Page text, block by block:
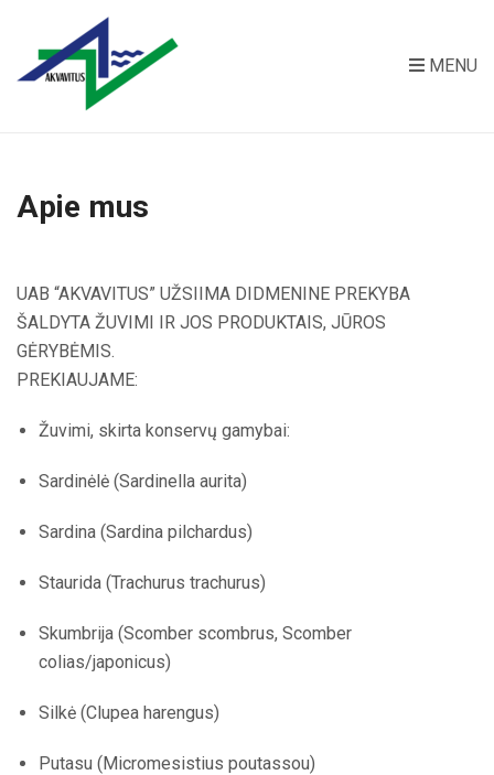
MENU
Apie mus
UAB “AKVAVITUS” UŽSIIMA DIDMENINE PREKYBA
ŠALDYTA ŽUVIMI IR JOS PRODUKTAIS, JŪROS
GĖRYBĖMIS.
PREKIAUJAME:
Žuvimi, skirta konservų gamybai:
Sardinėlė (Sardinella aurita)
Sardina (Sardina pilchardus)
Staurida (Trachurus trachurus)
Skumbrija (Scomber scombrus, Scomber
colias/japonicus)
Silkė (Clupea harengus)
Putasu (Micromesistius poutassou)